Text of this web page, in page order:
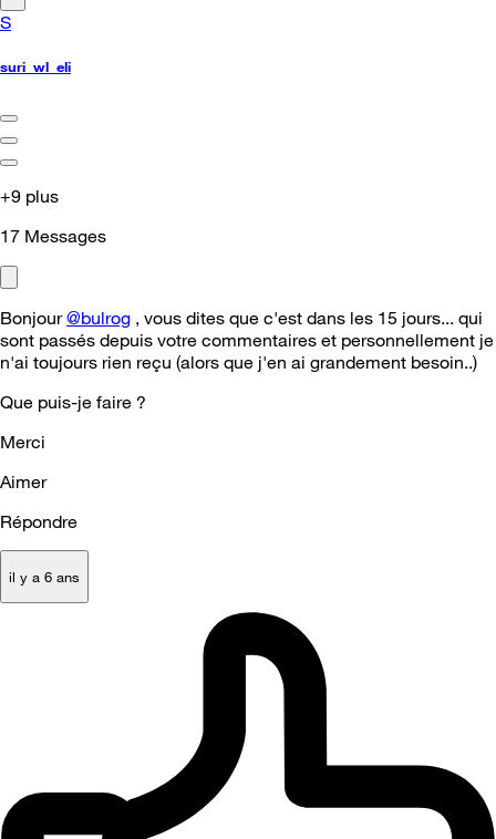
S
suri_wl_eli
+9 plus
17 Messages
Bonjour@bulrog , vous dites que c'est dans les 15 jours... qui
sont passés depuis votre commentaires et personnellement je
n'ai toujours rien reçu (alors que j'en ai grandement besoin..)
Que puis-je faire ?
Merci
Aimer
Répondre
il y a 6 ans